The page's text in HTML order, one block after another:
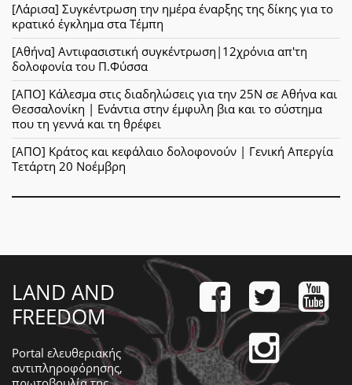
[Λάρισα] Συγκέντρωση την ημέρα έναρξης της δίκης για το
κρατικό έγκλημα στα Τέμπη
[Αθήνα] Αντιφασιστική συγκέντρωση|12χρόνια απ'τη
δολοφονία του Π.Φύσσα
[ΑΠΟ] Κάλεσμα στις διαδηλώσεις για την 25Ν σε Αθήνα και
Θεσσαλονίκη | Ενάντια στην έμφυλη βια και το σύστημα
που τη γεννά και τη θρέφει
[ΑΠΟ] Κράτος και κεφάλαιο δολοφονούν | Γενική Απεργία
Τετάρτη 20 Νοέμβρη
LAND AND
FREEDOM
Portal ελευθεριακής
αντιπληροφόρησης,